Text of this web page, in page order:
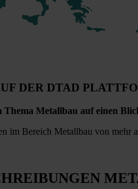
DER DTAD
Thema Metallbau auf einen
im Bereich Metallbau von